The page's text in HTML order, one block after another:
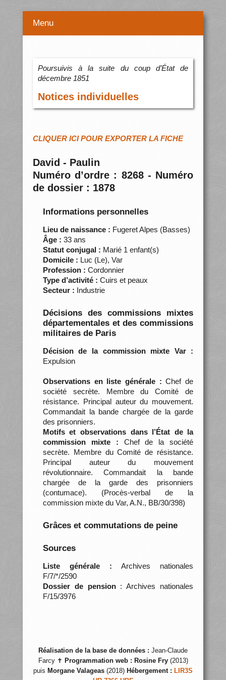
Menu
Poursuivis à la suite du coup d’État de
décembre 1851
Notices individuelles
CLIQUER ICI POUR EXPORTER LA FICHE
David - Paulin
Numéro d’ordre : 8268 - Numéro
de dossier : 1878
Informations personnelles
Lieu de naissance : Fugeret Alpes (Basses)
Âge : 33 ans
Statut conjugal : Marié 1 enfant(s)
Domicile : Luc (Le), Var
Profession : Cordonnier
Type d’activité : Cuirs et peaux
Secteur : Industrie
Décisions des commissions mixtes
départementales et des commissions
militaires de Paris
Décision de la commission mixte Var :
Expulsion
Observations en liste générale : Chef de
société secrète. Membre du Comité de
résistance. Principal auteur du mouvement.
Commandait la bande chargée de la garde
des prisonniers.
Motifs et observations dans l’État de la
commission mixte : Chef de la société
secrète. Membre du Comité de résistance.
Principal auteur du mouvement
révolutionnaire. Commandait la bande
chargée de la garde des prisonniers
(contumace). (Procès-verbal de la
commission mixte du Var, A.N., BB/30/398)
Grâces et commutations de peine
Sources
Liste générale : Archives nationales
F/7/*/2590
Dossier de pension: Archives nationales
F/15/3976
Réalisation de la base de données : Jean-Claude
Farcy ✝ Programmation web : Rosine Fry(2013)
puis Morgane Valageas (2018) Hébergement : LIR3S